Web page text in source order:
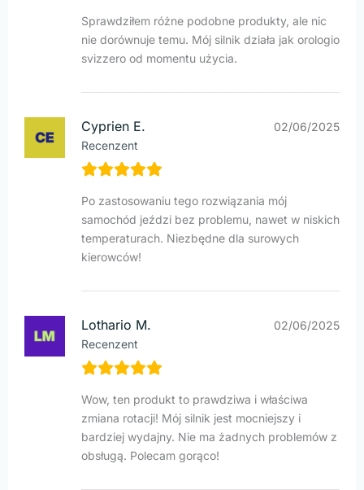
Sprawdziłem różne podobne produkty, ale nic
nie dorównuje temu. Mój silnik działa jak orologio
svizzero od momentu użycia.
Cyprien E.
Recenzent
02/06/2025
Po zastosowaniu tego rozwiązania mój
samochód jeździ bez problemu, nawet w niskich
temperaturach. Niezbędne dla surowych
kierowców!
Lothario M.
Recenzent
02/06/2025
Wow, ten produkt to prawdziwa i właściwa
zmiana rotacji! Mój silnik jest mocniejszy i
bardziej wydajny. Nie ma żadnych problemów z
obsługą. Polecam gorąco!